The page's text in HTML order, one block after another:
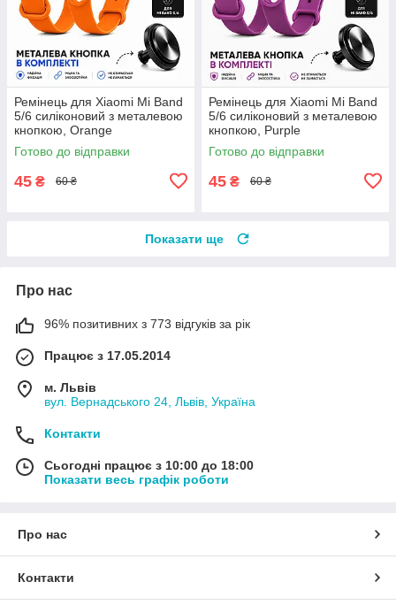
Ремінець для Xiaomi Mi Band
5/6 силіконовий з металевою
кнопкою, Orange
Готово до відправки
45 ₴ 60 ₴
Ремінець для Xiaomi Mi Band
5/6 силіконовий з металевою
кнопкою, Purple
Готово до відправки
45 ₴ 60 ₴
Показати ще
Про нас
96% позитивних з 773 відгуків за рік
Працює з 17.05.2014
м. Львів
вул. Вернадського 24, Львів, Україна
Контакти
Сьогодні працює з 10:00 до 18:00
Показати весь графік роботи
Про нас
Контакти